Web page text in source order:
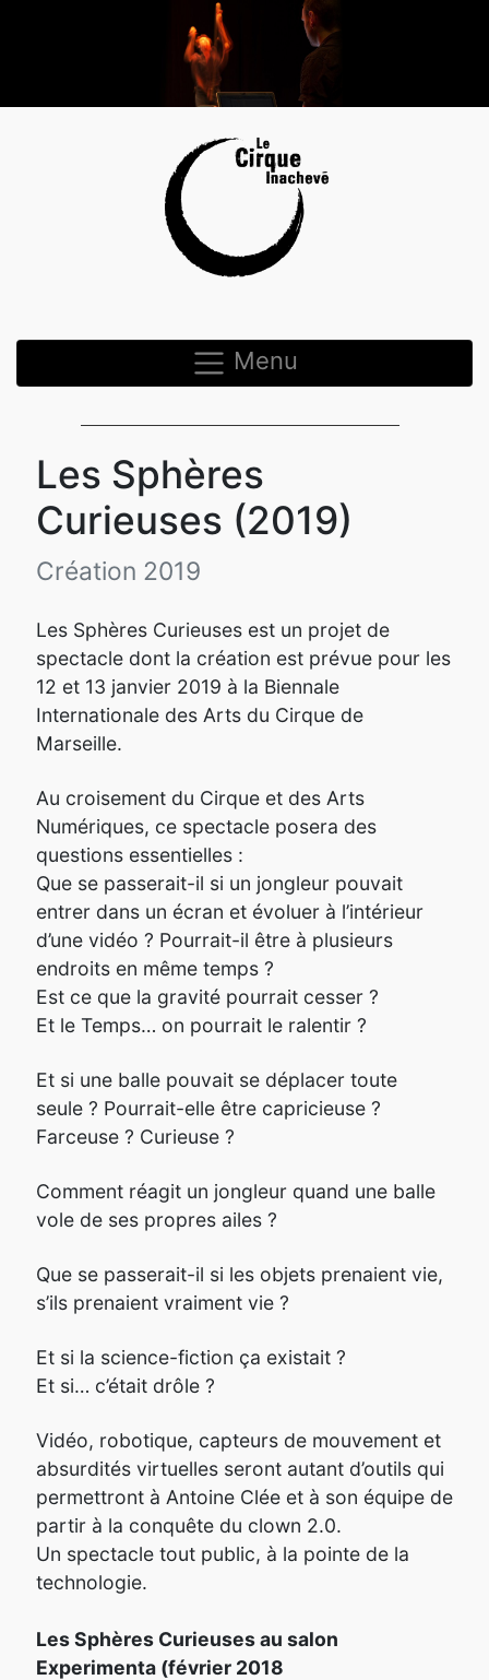
Menu
Les Sphères
Curieuses (2019)
Création 2019
Les Sphères Curieuses est un projet de
spectacle dont la création est prévue pour les
12 et 13 janvier 2019 à la Biennale
Internationale des Arts du Cirque de
Marseille.
Au croisement du Cirque et des Arts
Numériques, ce spectacle posera des
questions essentielles :
Que se passerait-il si un jongleur pouvait
entrer dans un écran et évoluer à l’intérieur
d’une vidéo ? Pourrait-il être à plusieurs
endroits en même temps ?
Est ce que la gravité pourrait cesser ?
Et le Temps… on pourrait le ralentir ?
Et si une balle pouvait se déplacer toute
seule ? Pourrait-elle être capricieuse ?
Farceuse ? Curieuse ?
Comment réagit un jongleur quand une balle
vole de ses propres ailes ?
Que se passerait-il si les objets prenaient vie,
s’ils prenaient vraiment vie ?
Et si la science-fiction ça existait ?
Et si… c’était drôle ?
Vidéo, robotique, capteurs de mouvement et
absurdités virtuelles seront autant d’outils qui
permettront à Antoine Clée et à son équipe de
partir à la conquête du clown 2.0.
Un spectacle tout public, à la pointe de la
technologie.
Les Sphères Curieuses au salon
Experimenta (février 2018